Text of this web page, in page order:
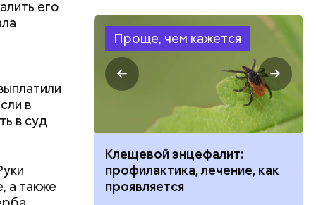
его
в
в суд
а также
в семье
на
году.
Проще, чем кажется
Клещевой энцефалит:
профилактика, лечение, как
проявляется